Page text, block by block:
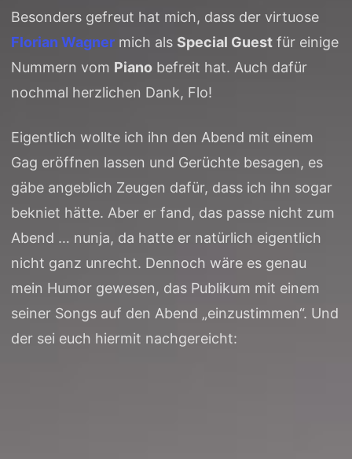
Besonders gefreut hat mich, dass der virtuose
Florian Wagner mich als Special Guest für einige
Nummern vom Piano befreit hat. Auch dafür
nochmal herzlichen Dank, Flo!
Eigentlich wollte ich ihn den Abend mit einem
Gag eröffnen lassen und Gerüchte besagen, es
gäbe angeblich Zeugen dafür, dass ich ihn sogar
bekniet hätte. Aber er fand, das passe nicht zum
Abend … nunja, da hatte er natürlich eigentlich
nicht ganz unrecht. Dennoch wäre es genau
mein Humor gewesen, das Publikum mit einem
seiner Songs auf den Abend „einzustimmen“. Und
der sei euch hiermit nachgereicht: